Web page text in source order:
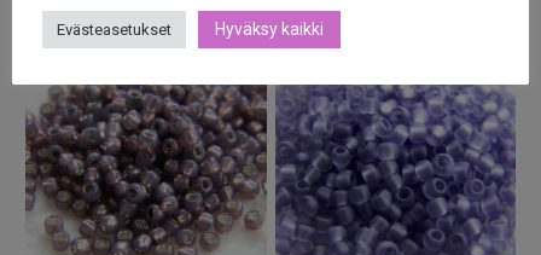
Evästeasetukset Hyväksy kaikki